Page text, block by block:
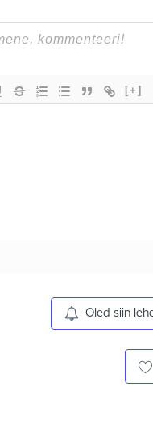
[+]
Oled siin